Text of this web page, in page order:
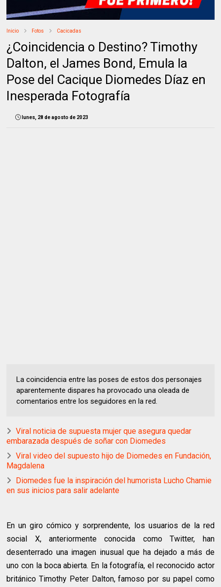
Inicio Fotos Cacicadas
¿Coincidencia o Destino? Timothy
Dalton, el James Bond, Emula la
Pose del Cacique Diomedes Díaz en
Inesperada Fotografía
lunes, 28 de agosto de 2023
La coincidencia entre las poses de estos dos personajes
aparentemente dispares ha provocado una oleada de
comentarios entre los seguidores en la red.
Viral noticia de supuesta mujer que asegura quedar
embarazada después de soñar con Diomedes
Viral video del supuesto hijo de Diomedes en Fundación,
Magdalena
Diomedes fue la inspiración del humorista Lucho Chamie
en sus inicios para salir adelante
En un giro cómico y sorprendente, los usuarios de la red
social X, anteriormente conocida como Twitter, han
desenterrado una imagen inusual que ha dejado a más de
uno con la boca abierta. En la fotografía, el reconocido actor
británico Timothy Peter Dalton, famoso por su papel como